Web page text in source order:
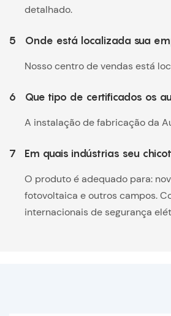
detalhado.
5 Onde está localizada sua
Nosso centro de vendas está
6 Que tipo de certificados os
A instalação de fabricação da
7 Em quais indústrias seu
O produto é adequado para:
fotovoltaica e outros campos.
internacionais de segurança